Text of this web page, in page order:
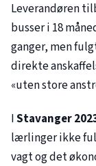
Leverandøren
busser i 18
ganger, men
direkte
«uten store
IStavanger
lærlinger ikke
vagt og det